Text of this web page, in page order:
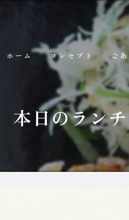
ホーム コンセプト ご
本日のラン